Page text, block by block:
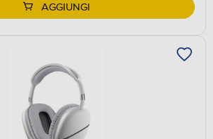
AGGIUNGI